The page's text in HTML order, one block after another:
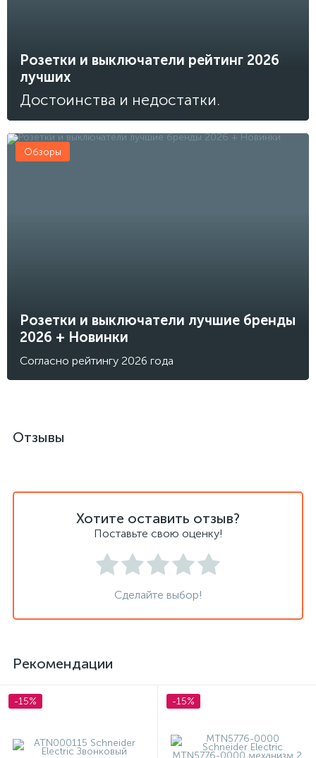
Розетки и выключатели рейтинг 2026
лучших
Достоинства и недостатки.
Розетки и выключатели лучшие бренды
2026 + Новинки
Согласно рейтингу 2026 года
Обзоры
Отзывы
Хотите оставить отзыв?
Поставьте свою оценку!
Сделайте выбор!
Рекомендации
-15% -15%